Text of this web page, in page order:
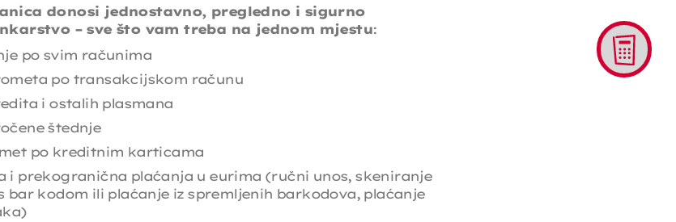
donosi jednostavno, pregledno i sigurno
– sve što vam treba na jednom mjestu:
po svim računima
po transakcijskom računu
i ostalih plasmana
štednje
po kreditnim karticama
i prekogranična plaćanja u eurima (ručni unos, skeniranje
bar kodom ili plaćanje iz spremljenih barkodova, plaćanje
Alati